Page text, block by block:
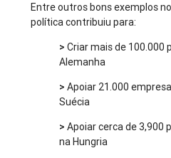
Entre outros bons exemplos
política contribuiu para:
> Criar mais de 100.000
Alemanha
> Apoiar 21.000
Suécia
>Apoiar cerca de 3,900
na Hungria